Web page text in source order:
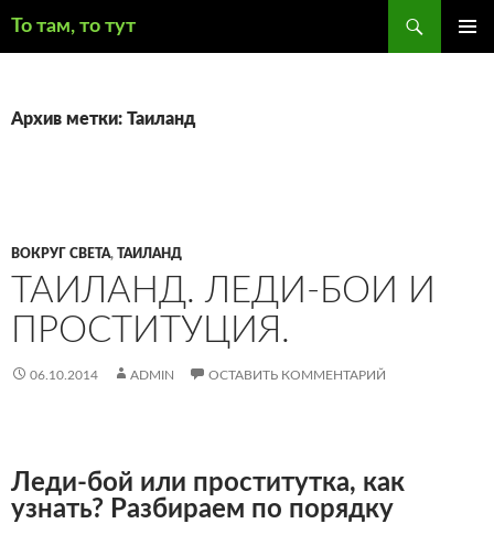
То там, то тут
Архив метки: Таиланд
ВОКРУГ СВЕТА, ТАИЛАНД
ТАИЛАНД. ЛЕДИ-БОИ И
ПРОСТИТУЦИЯ.
06.10.2014 ADMIN ОСТАВИТЬ КОММЕНТАРИЙ
Леди-бой или проститутка, как
узнать? Разбираем по порядку